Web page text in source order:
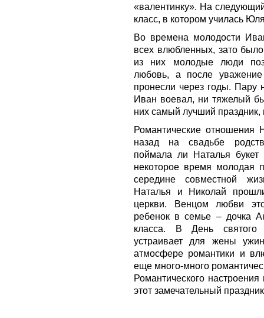
«валентинку». На
класс, в котором училась
Во времена молодости
всех влюбленных, зато
из них молодые люди
любовь, а после уважение
пронесли через годы. Пару
Иван воевал, ни тяжелый
них самый лучший
Романтические отношения
назад на свадьбе
поймала ли Наталья букет
некоторое время молодая
середине совместной
Наталья и Николай
церкви. Венцом любви
ребенок в семье – дочка
класса. В День святого
устраивает для жены
атмосфере романтики и
еще много-много
Романтического
этот замечательный